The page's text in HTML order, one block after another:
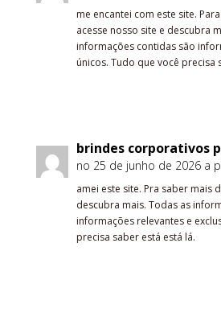
me encantei com este site.
acesse nosso site e descubra
informações contidas são
únicos. Tudo que você precisa
brindes corporativos
no 25 de junho de 2026 a
amei este site. Pra saber mais
descubra mais. Todas as
informações relevantes e
precisa saber está está lá.